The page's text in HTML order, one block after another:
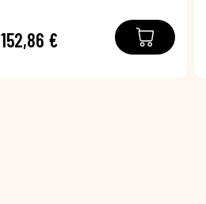
152,86 €